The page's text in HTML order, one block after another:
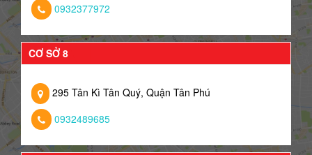
0932377972
CƠ SỞ 8
295 Tân Kì Tân Quý, Quận Tân Phú
0932489685